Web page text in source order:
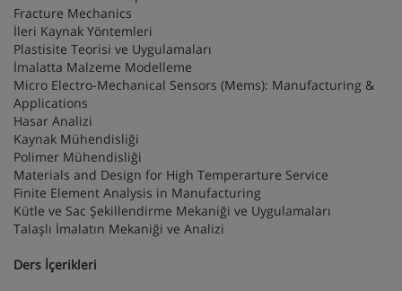
Fracture Mechanics
İleri Kaynak Yöntemleri
Plastisite Teorisi ve Uygulamaları
İmalatta Malzeme Modelleme
Micro Electro-Mechanical Sensors (Mems): Manufacturing &
Applications
Hasar Analizi
Kaynak Mühendisliği
Polimer Mühendisliği
Materials and Design for High Temperarture Service
Finite Element Analysis in Manufacturing
Kütle ve Sac Şekillendirme Mekaniği ve Uygulamaları
Talaşlı İmalatın Mekaniği ve Analizi
Ders İçerikleri